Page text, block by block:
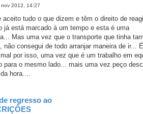
nov 2012, 14:27
aceito tudo o que dizem e têm o direito de
já está marcado à um tempo e esta é uma
Mas uma vez que o transporte que tinha
não consegui de todo arranjar maneira de ir...
por isso, uma vez que é um trabalho em
para o mesmo lado... mais uma vez peço
hora....
regresso ao